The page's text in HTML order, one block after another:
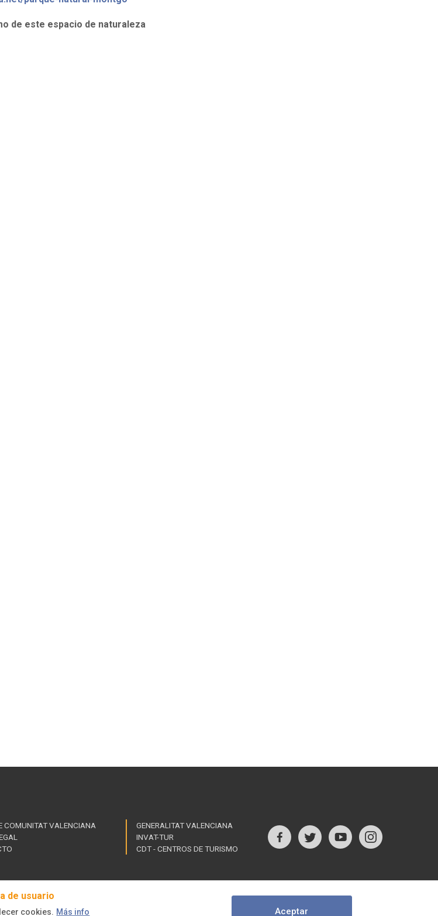
de este espacio de naturaleza
COMUNITAT VALENCIANA
Links
GENERALITAT VALENCIANA
INVAT-TUR
CDT - CENTROS DE TURISMO
Follow
us
on
de usuario
cookies. Más info Aceptar